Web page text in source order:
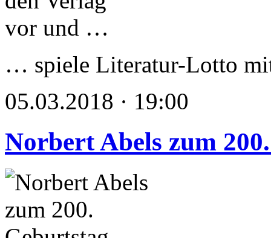
… spiele Literatur-Lotto
05.03.2018 · 19:00
Norbert Abels zum